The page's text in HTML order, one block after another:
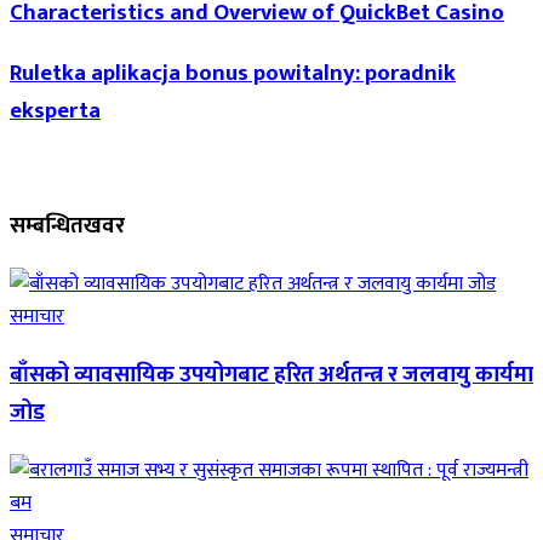
Characteristics and Overview of QuickBet Casino
Ruletka aplikacja bonus powitalny: poradnik
eksperta
सम्बन्धितखवर
समाचार
बाँसको व्यावसायिक उपयोगबाट हरित अर्थतन्त्र र जलवायु कार्यमा
जोड